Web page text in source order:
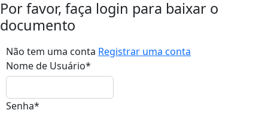
Por favor, faça login para baixar o
documento
Não tem uma conta Registrar uma conta
Nome de Usuário*
Senha*